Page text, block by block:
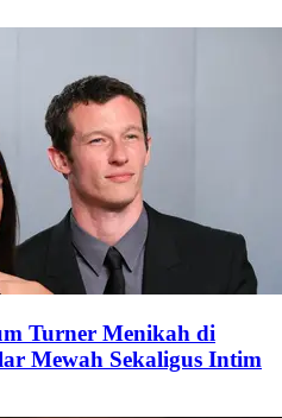
Turner Menikah di
Mewah Sekaligus Intim